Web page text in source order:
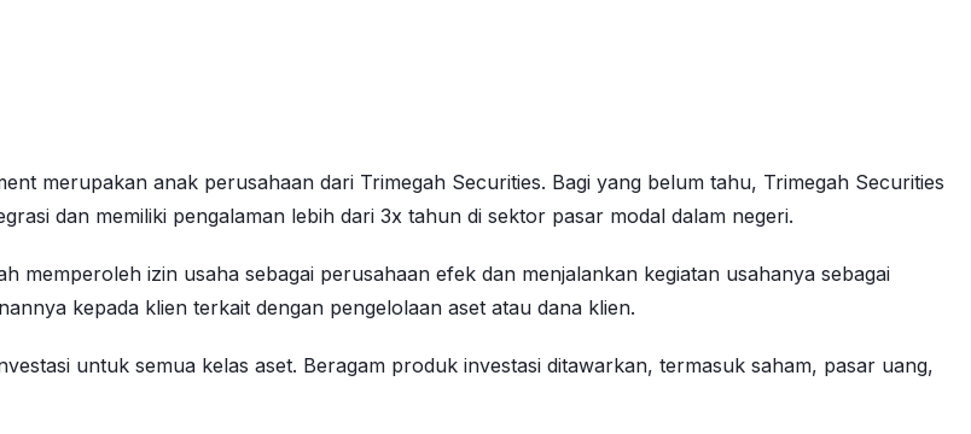
merupakan anak perusahaan dari Trimegah Securities. Bagi yang belum tahu, Trimegah Securities
dan memiliki pengalaman lebih dari 3x tahun di sektor pasar modal dalam negeri.
memperoleh izin usaha sebagai perusahaan efek dan menjalankan kegiatan usahanya sebagai
kepada klien terkait dengan pengelolaan aset atau dana klien.
untuk semua kelas aset. Beragam produk investasi ditawarkan, termasuk saham, pasar uang,